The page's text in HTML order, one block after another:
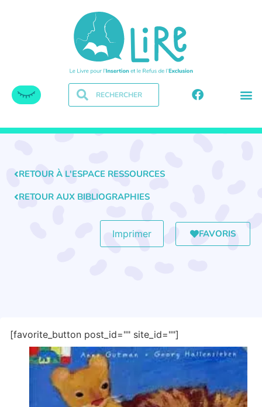
RETOUR À L'ESPACE RESSOURCES
RETOUR AUX BIBLIOGRAPHIES
Imprimer FAVORIS
[favorite_button post_id="" site_id=""]